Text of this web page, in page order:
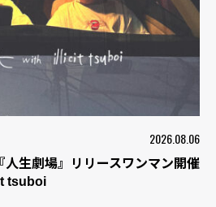
2026.08.06
生劇場』リリースワンマン開催
tsuboi